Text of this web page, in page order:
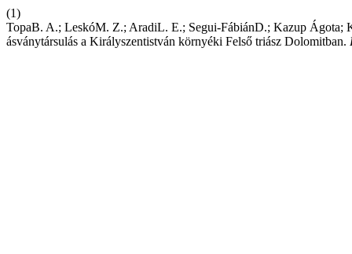
(1)
TopaB. A.; LeskóM. Z.; AradiL. E.; Segui-FábiánD.; Kazup Ágota;
ásványtársulás a Királyszentistván környéki Felső triász Dolomitban.